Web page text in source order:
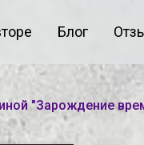
Блог
"Зарождение